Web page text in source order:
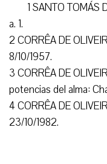
1 SANTO TOMÁS
a. 1.
2 CORRÊA DE
8/10/1957.
3 CORRÊA DE
potencias del alma:
4 CORRÊA DE
23/10/1982.